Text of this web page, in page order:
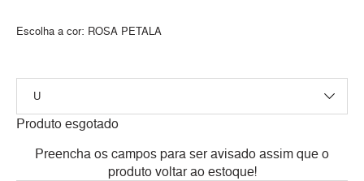
Escolha a cor: ROSA PETALA
Produto esgotado
Preencha os campos para ser avisado assim que o
produto voltar ao estoque!